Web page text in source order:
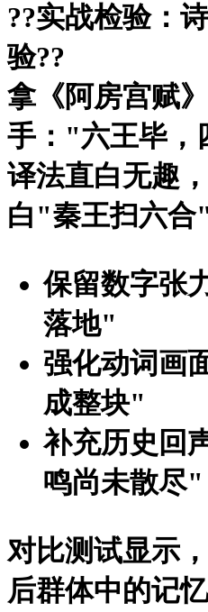
??实战检验：
验??
拿《阿房宫赋
手："六王毕，
译法直白无趣
白"秦王扫六合
保留数字张
落地"
强化动词画
成整块"
补充历史回
鸣尚未散尽"
对比测试显示
后群体中的记